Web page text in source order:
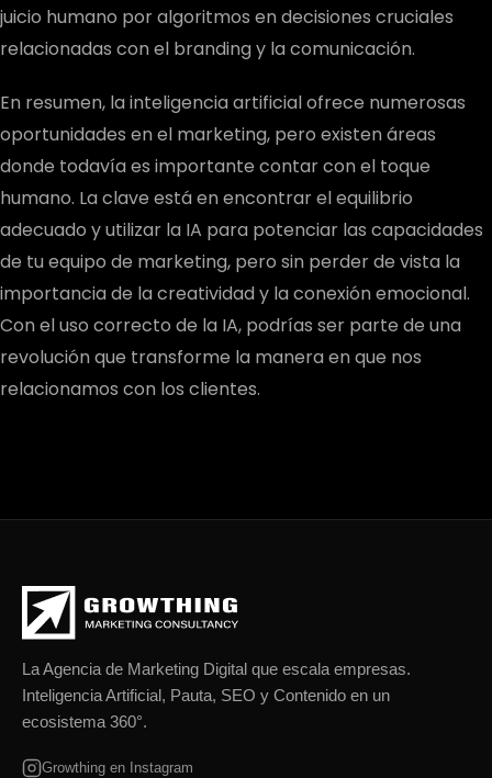
juicio humano por algoritmos en decisiones cruciales
relacionadas con el branding y la comunicación.
En resumen, la inteligencia artificial ofrece numerosas
oportunidades en el marketing, pero existen áreas
donde todavía es importante contar con el toque
humano. La clave está en encontrar el equilibrio
adecuado y utilizar la IA para potenciar las capacidades
de tu equipo de marketing, pero sin perder de vista la
importancia de la creatividad y la conexión emocional.
Con el uso correcto de la IA, podrías ser parte de una
revolución que transforme la manera en que nos
relacionamos con los clientes.
La Agencia de Marketing Digital que escala empresas.
Inteligencia Artificial, Pauta, SEO y Contenido en un
ecosistema 360°.
Growthing en Instagram